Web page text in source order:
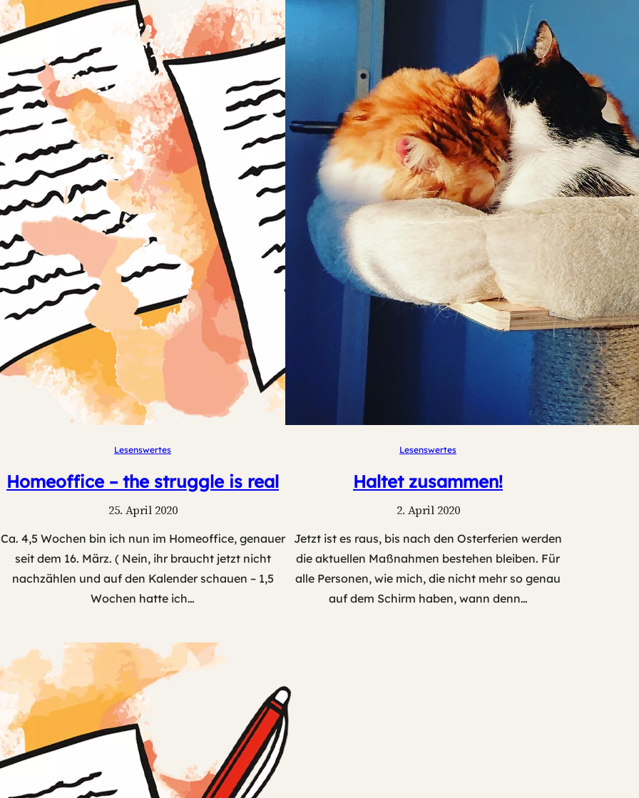
Lesenswertes
Homeoffice – the struggle is real
25. April 2020
Ca. 4,5 Wochen bin ich nun im Homeoffice, genauer
seit dem 16. März. ( Nein, ihr braucht jetzt nicht
nachzählen und auf den Kalender schauen – 1,5
Wochen hatte ich…
Lesenswertes
Haltet zusammen!
2. April 2020
Jetzt ist es raus, bis nach den Osterferien werden
die aktuellen Maßnahmen bestehen bleiben. Für
alle Personen, wie mich, die nicht mehr so genau
auf dem Schirm haben, wann denn…